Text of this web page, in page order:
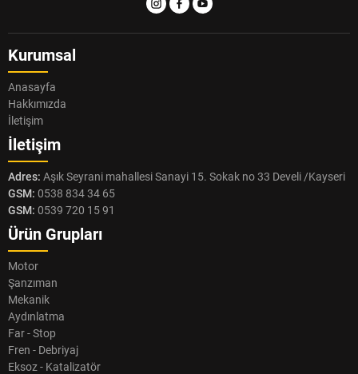
Kurumsal
Anasayfa
Hakkımızda
İletişim
İletişim
Adres: Aşık Seyrani mahallesi Sanayi 15. Sokak no 33 Develi /Kayseri
GSM: 0538 834 34 65
GSM: 0539 720 15 91
Ürün Grupları
Motor
Şanzıman
Mekanik
Aydınlatma
Far - Stop
Fren - Debriyaj
Eksoz - Katalizatör